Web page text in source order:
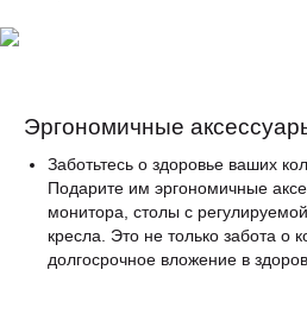
Эргономичные
Заботьтесь о здоровье ваших
Подарите им эргономичные
монитора, столы с
кресла. Это не только забота о
долгосрочное вложение в